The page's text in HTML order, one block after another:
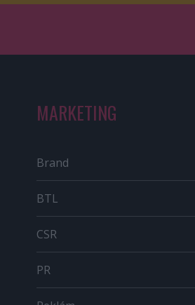
MARKETING
Brand
BTL
CSR
PR